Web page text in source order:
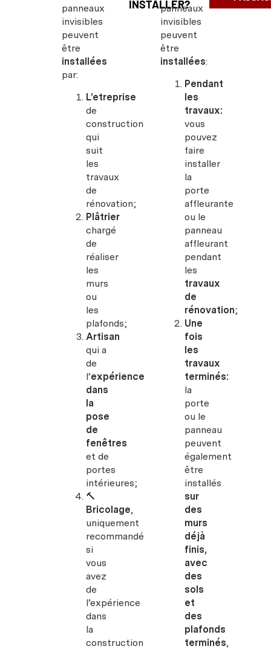
panneaux
invisibles
peuvent
être
installées
par:
L’etreprise
de
construction
qui
suit
les
travaux
de
rénovation;
Plâtrier
chargé
de
réaliser
les
murs
ou
les
plafonds;
Artisan
qui a
de
l’expérience
dans
la
pose
de
fenêtres
et de
portes
intérieures;
🔨
Bricolage,
uniquement
recommandé
si
vous
avez
de
l’expérience
dans
la
construction
INSTALLER?
panneaux
invisibles
peuvent
être
installées:
Pendant
les
travaux:
vous
pouvez
faire
installer
la
porte
affleurante
ou le
panneau
affleurant
pendant
les
travaux
de
rénovation;
Une
fois
les
travaux
terminés:
la
porte
ou le
panneau
peuvent
également
être
installés
sur
des
murs
déjà
finis,
avec
des
sols
et
des
plafonds
terminés,